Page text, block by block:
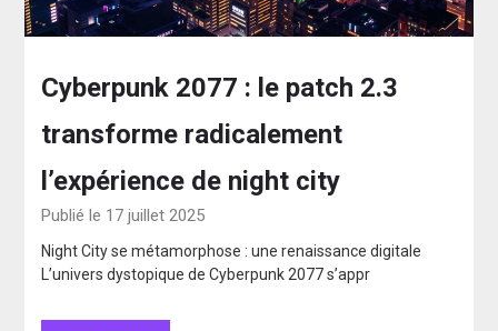
Cyberpunk 2077 : le patch 2.3
transforme radicalement
l’expérience de night city
Publié le 17 juillet 2025
Night City se métamorphose : une renaissance digitale
L’univers dystopique de Cyberpunk 2077 s’appr